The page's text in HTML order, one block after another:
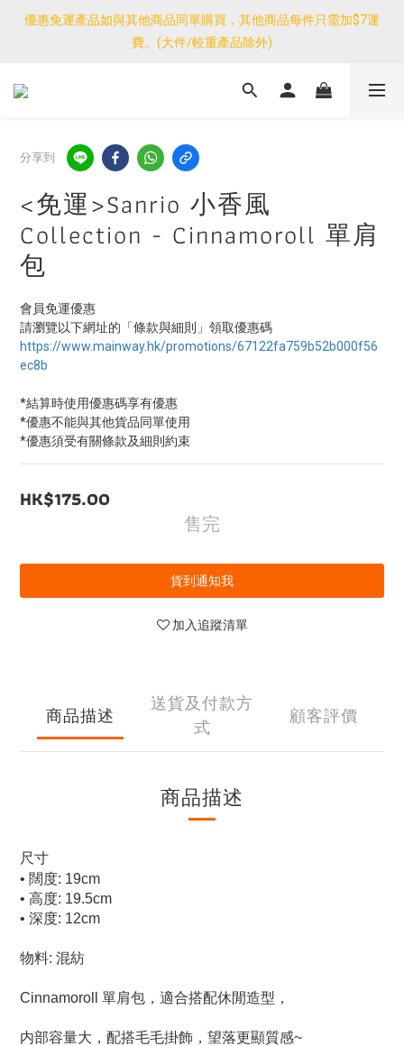
優惠免運產品如與其他商品同單購買，其他商品每件只需加$7運
費。(大件/較重產品除外)
優惠免運產品如與其他商品同單購買，其他商品每件只需加$7運
費。(大件/較重產品除外)
<公告>感謝支持！我們團隊由30/7~12/8外訪搜羅新產品，期間網
優惠免運產品如與其他商品同單購買，其他商品每件只需加$7運
費。(大件/較重產品除外)
分享到
<免運>Sanrio 小香風
Collection - Cinnamoroll 單肩
包
會員免運優惠
請瀏覽以下網址的「條款與細則」領取優惠碼
https://www.mainway.hk/promotions/67122fa759b52b000f56
ec8b
*結算時使用優惠碼享有優惠
*優惠不能與其他貨品同單使用
*優惠須受有關條款及細則約束
HK$175.00
售完
貨到通知我
加入追蹤清單
商品描述
送貨及付款方
式
顧客評價
商品描述
尺寸
• 闊度: 19cm
• 高度: 19.5cm
• 深度: 12cm
物料: 混紡
Cinnamoroll 單肩包，適合搭配休閒造型，
内部容量大，配搭毛毛掛飾，望落更顯質感~